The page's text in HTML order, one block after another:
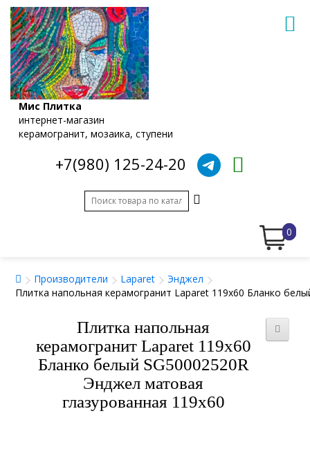
Мис Плитка
интернет-магазин
керамогранит, мозаика, ступени
+7(980) 125-24-20
0
Производители Laparet
Энджел
Плитка напольная керамогранит Laparet 119x60 Бланко
Плитка напольная
керамогранит Laparet 119x60
Бланко белый SG50002520R
Энджел матовая
глазурованная 119x60